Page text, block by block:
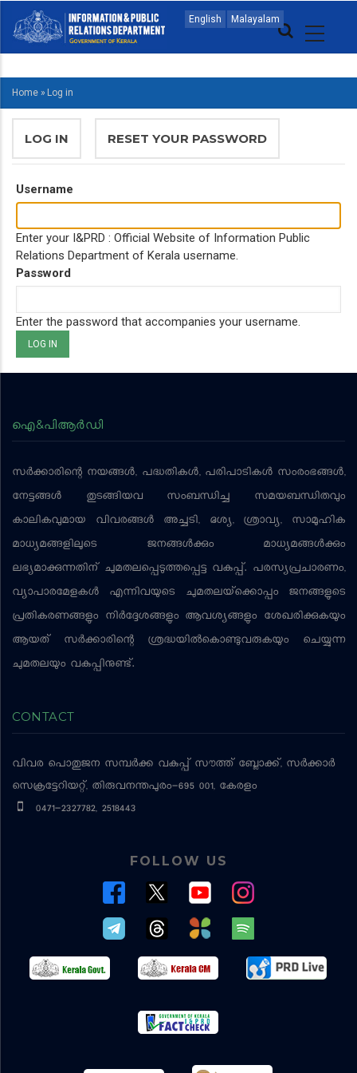
main
English Malayalam
MAIN
NAVIGATION
MALAYALAM
BREADCRUMB
Home » Log in
PRIMARY
TABS
LOG IN (ACTIVERESET YOUR PASSWORD
Username
Enter your I&PRD : Official Website of Information Public
Relations Department of Kerala username.
Password
Enter the password that accompanies your username.
ഐ&പിആര്‍ഡി
സര്‍ക്കാരിന്റെ നയങ്ങള്‍, പദ്ധതികള്‍, പരിപാടികള്‍ സംരംഭങ്ങള്‍,
നേട്ടങ്ങള്‍ തുടങ്ങിയവ സംബന്ധിച്ച സമയബന്ധിതവും
കാലികവുമായ വിവരങ്ങള്‍ അച്ചടി, ദൃശ്യ, ശ്രാവ്യ, സാമൂഹിക
മാധ്യമങ്ങളിലൂടെ ജനങ്ങള്‍ക്കും മാധ്യമങ്ങള്‍ക്കും
ലഭ്യമാക്കുന്നതിന് ചുമതലപ്പെടുത്തപ്പെട്ട വകുപ്പ്. പരസ്യപ്രചാരണം,
വ്യാപാരമേളകള്‍ എന്നിവയുടെ ചുമതലയ്‌ക്കൊപ്പം ജനങ്ങളുടെ
പ്രതികരണങ്ങളും നിര്‍ദ്ദേശങ്ങളും ആവശ്യങ്ങളും ശേഖരിക്കുകയും
ആയത് സര്‍ക്കാരിന്റെ ശ്രദ്ധയില്‍കൊണ്ടുവരുകയും ചെയ്യുന്ന
ചുമതലയും വകുപ്പിനുണ്ട്.
CONTACT
വിവര പൊതുജന സമ്പര്‍ക്ക വകുപ്പ് സൗത്ത് ബ്ലോക്ക്, സര്‍ക്കാര്‍
സെക്രട്ടേറിയറ്റ്, തിരുവനന്തപുരം-695 001, കേരളം
0471-2327782, 2518443
FOLLOW US